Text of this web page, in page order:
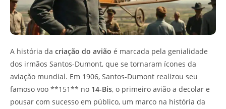
A história da criação do avião é marcada pela genialidade
dos irmãos Santos-Dumont, que se tornaram ícones da
aviação mundial. Em 1906, Santos-Dumont realizou seu
famoso voo **151** no 14-Bis, o primeiro avião a decolar e
pousar com sucesso em público, um marco na história da